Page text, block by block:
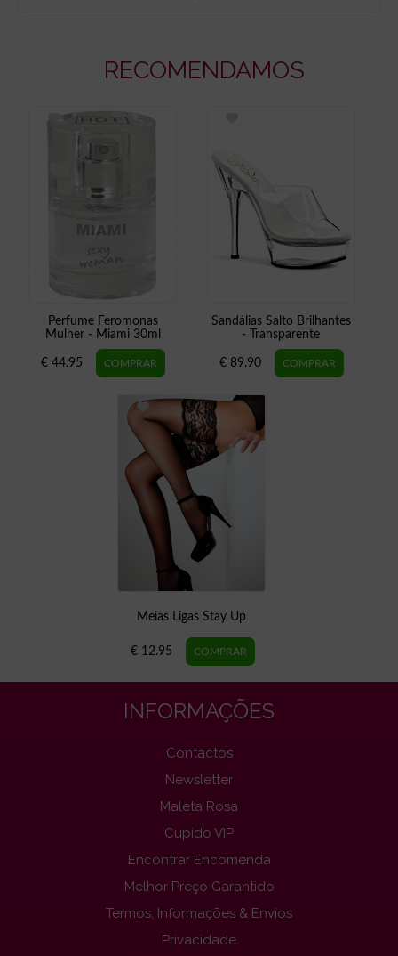
RECOMENDAMOS
Perfume Feromonas
Mulher - Miami 30ml
€ 44.95
Sandálias Salto Brilhantes
- Transparente
€ 89.90
Meias Ligas Stay Up
€ 12.95
INFORMAÇÕES
Contactos
Newsletter
Maleta Rosa
Cupido VIP
Encontrar Encomenda
Melhor Preço Garantido
Termos, Informações & Envios
Privacidade